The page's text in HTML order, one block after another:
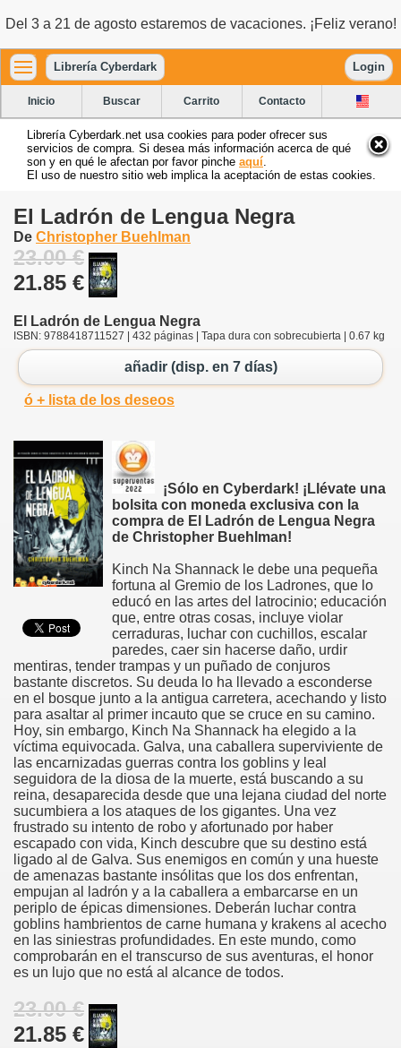
Del 3 a 21 de agosto estaremos de vacaciones. ¡Feliz verano!
Librería Cyberdark Login
Inicio Buscar Carrito Contacto
Librería Cyberdark.net usa cookies para poder ofrecer sus
servicios de compra. Si desea más información acerca de qué
son y en qué le afectan por favor pinche aquí
El uso de nuestro sitio web implica la aceptación de estas cookies.
El Ladrón de Lengua Negra
De Christopher Buehlman
23.00 €
21.85 €
El Ladrón de Lengua Negra
ISBN: 9788418711527 | 432 páginas | Tapa dura con sobrecubierta | 0.67 kg
añadir (disp. en 7 días)
ó + lista de los deseos
¡Sólo en Cyberdark! ¡Llévate una
bolsita con moneda exclusiva con la
compra de El Ladrón de Lengua Negra
de Christopher Buehlman!
Kinch Na Shannack le debe una pequeña
fortuna al Gremio de los Ladrones, que lo
educó en las artes del latrocinio; educación
que, entre otras cosas, incluye violar
cerraduras, luchar con cuchillos, escalar
paredes, caer sin hacerse daño, urdir
mentiras, tender trampas y un puñado de conjuros
bastante discretos. Su deuda lo ha llevado a esconderse
en el bosque junto a la antigua carretera, acechando y listo
para asaltar al primer incauto que se cruce en su camino.
Hoy, sin embargo, Kinch Na Shannack ha elegido a la
víctima equivocada. Galva, una caballera superviviente de
las encarnizadas guerras contra los goblins y leal
seguidora de la diosa de la muerte, está buscando a su
reina, desaparecida desde que una lejana ciudad del norte
sucumbiera a los ataques de los gigantes. Una vez
frustrado su intento de robo y afortunado por haber
escapado con vida, Kinch descubre que su destino está
ligado al de Galva. Sus enemigos en común y una hueste
de amenazas bastante insólitas que los dos enfrentan,
empujan al ladrón y a la caballera a embarcarse en un
periplo de épicas dimensiones. Deberán luchar contra
goblins hambrientos de carne humana y krakens al acecho
en las siniestras profundidades. En este mundo, como
comprobarán en el transcurso de sus aventuras, el honor
es un lujo que no está al alcance de todos.
23.00 €
21.85 €